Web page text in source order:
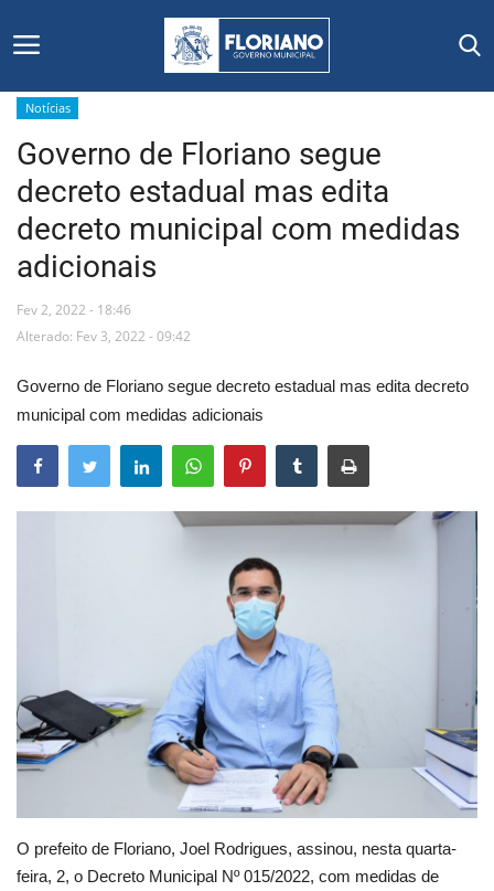
Início
Editais
Floriano
Secretarias e Órgãos
Mural de Licitações
Notícias
Vídeos
Notícias
Governo de Floriano segue
decreto estadual mas edita
decreto municipal com medidas
adicionais
Fev 2, 2022 - 18:46
Alterado: Fev 3, 2022 - 09:42
Governo de Floriano segue decreto estadual mas edita decreto
municipal com medidas adicionais
O prefeito de Floriano, Joel Rodrigues, assinou, nesta quarta-
feira, 2, o Decreto Municipal Nº 015/2022, com medidas de